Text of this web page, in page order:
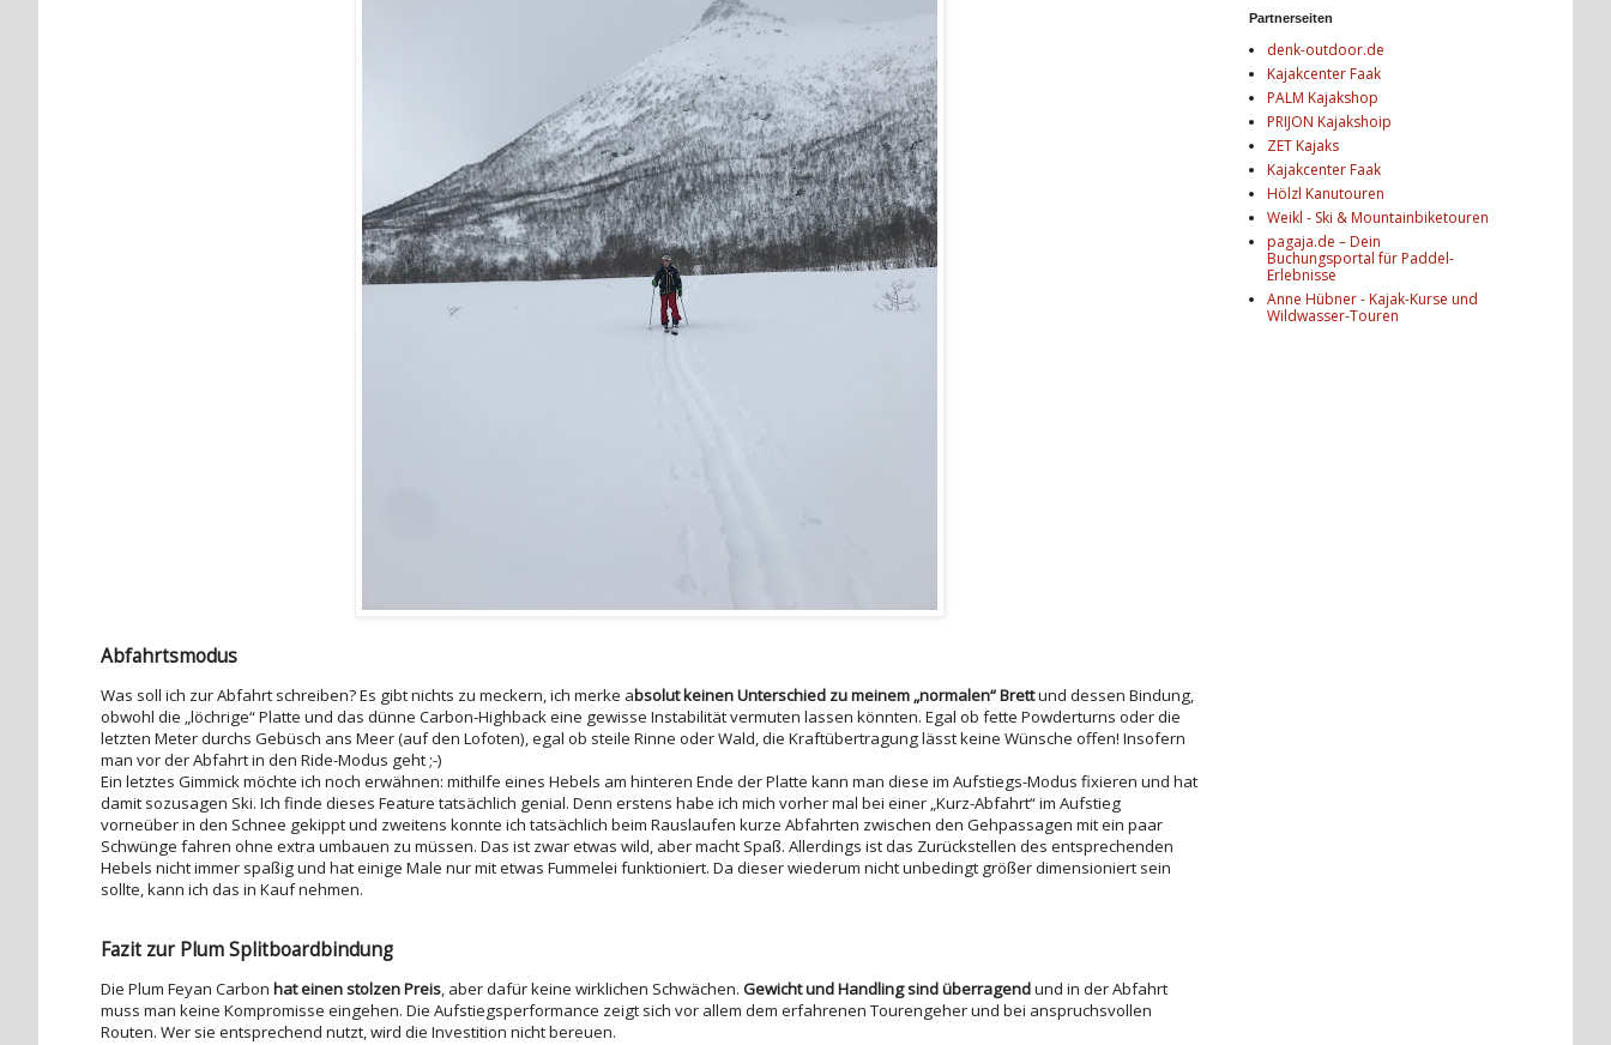
Abfahrtsmodus
Was soll ich zur Abfahrt schreiben? Es gibt nichts zu meckern, ich merke absolut keinen Unterschied zu meinem „normalen“ Brettund dessen Bindung,
obwohl die „löchrige“ Platte und das dünne Carbon-Highback eine gewisse Instabilität vermuten lassen könnten. Egal ob fette Powderturns oder die
letzten Meter durchs Gebüsch ans Meer (auf den Lofoten), egal ob steile Rinne oder Wald, die Kraftübertragung lässt keine Wünsche offen! Insofern
man vor der Abfahrt in den Ride-Modus geht ;-)
Ein letztes Gimmick möchte ich noch erwähnen: mithilfe eines Hebels am hinteren Ende der Platte kann man diese im Aufstiegs-Modus fixieren und hat
damit sozusagen Ski. Ich finde dieses Feature tatsächlich genial. Denn erstens habe ich mich vorher mal bei einer „Kurz-Abfahrt“ im Aufstieg
vorneüber in den Schnee gekippt und zweitens konnte ich tatsächlich beim Rauslaufen kurze Abfahrten zwischen den Gehpassagen mit ein paar
Schwünge fahren ohne extra umbauen zu müssen. Das ist zwar etwas wild, aber macht Spaß. Allerdings ist das Zurückstellen des entsprechenden
Hebels nicht immer spaßig und hat einige Male nur mit etwas Fummelei funktioniert. Da dieser wiederum nicht unbedingt größer dimensioniert sein
sollte, kann ich das in Kauf nehmen.
Fazit zur Plum Splitboardbindung
Die Plum Feyan Carbon hat einen stolzen Preis, aber dafür keine wirklichen Schwächen. Gewicht und Handling sind überragendund in der Abfahrt
muss man keine Kompromisse eingehen. Die Aufstiegsperformance zeigt sich vor allem dem erfahrenen Tourengeher und bei anspruchsvollen
Routen. Wer sie entsprechend nutzt, wird die Investition nicht bereuen.
Partnerseiten
denk-outdoor.de
Kajakcenter Faak
PALM Kajakshop
PRIJON Kajakshoip
ZET Kajaks
Kajakcenter Faak
Hölzl Kanutouren
Weikl - Ski & Mountainbiketouren
pagaja.de – Dein
Buchungsportal für Paddel-
Erlebnisse
Anne Hübner - Kajak-Kurse und
Wildwasser-Touren